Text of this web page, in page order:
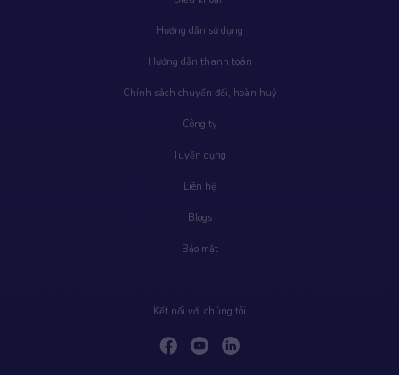
Hướng dẫn sử dụng
Hướng dẫn thanh toán
Chính sách chuyển đổi, hoàn huỷ
Công ty
Tuyển dụng
Liên hệ
Blogs
Bảo mật
Kết nối với chúng tôi